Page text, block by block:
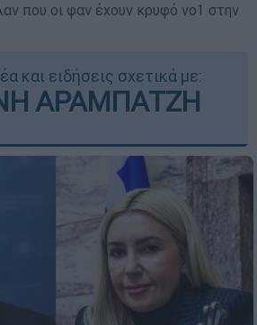
που οι φαν έχουν κρυφό νο1 στην
και ειδήσεις σχετικά με:
ΑΡΑΜΠΑΤΖΗ